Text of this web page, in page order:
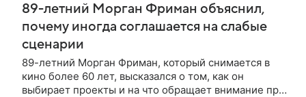
89-летний Морган Фриман объяснил,
почему иногда соглашается на слабые
сценарии
89-летний Морган Фриман, который снимается в
кино более 60 лет, высказался о том, как он
выбирает проекты и на что обращает внимание при